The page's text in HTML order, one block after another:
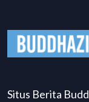
Situs Berita